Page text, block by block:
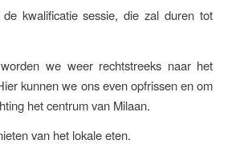
kwalificatie sessie, die zal duren tot
we weer rechtstreeks naar het
kunnen we ons even opfrissen en om
het centrum van Milaan.
van het lokale eten.